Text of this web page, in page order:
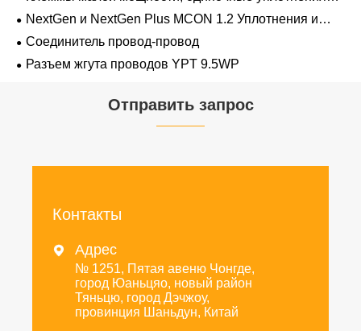
проводов 1,2 мм-2,8 мм
NextGen и NextGen Plus MCON 1.2 Уплотнения и
заглушки для полостей с одинарной проволокой с
замком-копьем
Соединитель провод-провод
Разъем жгута проводов YPT 9.5WP
Отправить запрос
Контакты
 Адрес
№ 1251, Пятая авеню Чонгде,
город Юаньцяо, новый район
Тяньцю, город Дэчжоу,
провинция Шаньдун, Китай